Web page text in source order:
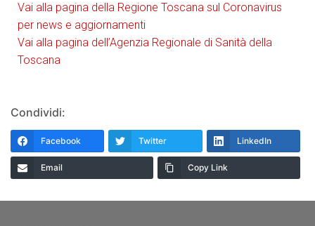
Vai alla pagina della Regione Toscana sul Coronavirus
per news e aggiornamenti
Vai alla pagina dell’Agenzia Regionale di Sanità della
Toscana
Condividi:
Facebook Twitter LinkedIn
Email Copy Link